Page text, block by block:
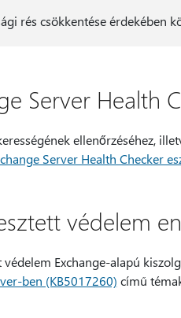
rés csökkentése érdekében
Server Health
ellenőrzéséhez,
Server Health Checker
védelem
Exchange-alapú
ben (KB5017260) című